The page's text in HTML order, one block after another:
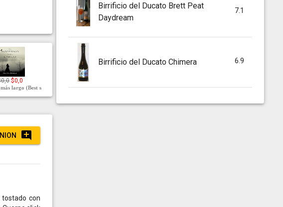
$0,0
largo (Best s
con
Birrificio del Ducato Brett Peat
Daydream
7.1
Birrificio del Ducato Chimera 6.9